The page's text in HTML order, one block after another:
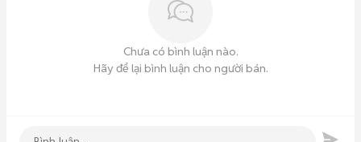
Chưa có bình luận nào.
Hãy để lại bình luận cho người bán.